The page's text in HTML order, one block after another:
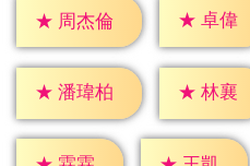
★ 周杰倫 ★ 卓偉
★ 潘瑋柏 ★ 林襄